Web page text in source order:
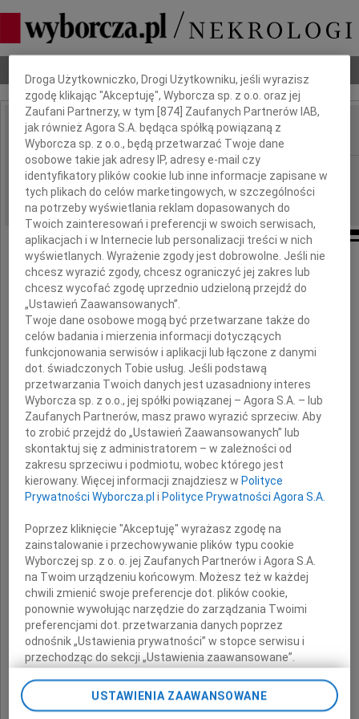
IMIĘ I NAZWISKO:
REGION: Gdańsk
DATA EMISJI: 22.12.2010
Sz. P. Doktorowi
Waldemarowi Dorniakowi
głębokie wyrazy współczucia
z powodu śmierci
Matki
składają
Swissmed Centrum Zdrowia SA
Dbamy o Twoją prywatność
Droga Użytkowniczko, Drogi Użytkowniku, jeśli wyrazisz
zgodę klikając "Akceptuję", Wyborcza sp. z o.o. oraz jej
Zaufani Partnerzy, w tym [874 ] Zaufanych Partnerów IAB,
jak również Agora S.A. będąca spółką powiązaną z
Wyborcza sp. z o.o., będą przetwarzać Twoje dane
osobowe takie jak adresy IP, adresy e-mail czy
identyfikatory plików cookie lub inne informacje zapisane w
tych plikach do celów marketingowych, w szczególności
na potrzeby wyświetlania reklam dopasowanych do
Twoich zainteresowań i preferencji w swoich serwisach,
aplikacjach i w Internecie lub personalizacji treści w nich
wyświetlanych. Wyrażenie zgody jest dobrowolne. Jeśli nie
chcesz wyrazić zgody, chcesz ograniczyć jej zakres lub
chcesz wycofać zgodę uprzednio udzieloną przejdź do
„Ustawień Zaawansowanych”.
Twoje dane osobowe mogą być przetwarzane także do
celów badania i mierzenia informacji dotyczących
funkcjonowania serwisów i aplikacji lub łączone z danymi
dot. świadczonych Tobie usług. Jeśli podstawą
przetwarzania Twoich danych jest uzasadniony interes
Wyborcza sp. z o.o., jej spółki powiązanej – Agora S.A. – lub
Zaufanych Partnerów, masz prawo wyrazić sprzeciw. Aby
to zrobić przejdź do „Ustawień Zaawansowanych” lub
skontaktuj się z administratorem – w zależności od
zakresu sprzeciwu i podmiotu, wobec którego jest
kierowany. Więcej informacji znajdziesz w Polityce
Prywatności Wyborcza.pl i Polityce Prywatności Agora S.A.
Poprzez kliknięcie "Akceptuję" wyrażasz zgodę na
zainstalowanie i przechowywanie plików typu cookie
Wyborczej sp. z o. o. jej Zaufanych Partnerów i Agora S.A.
na Twoim urządzeniu końcowym. Możesz też w każdej
chwili zmienić swoje preferencje dot. plików cookie,
ponownie wywołując narzędzie do zarządzania Twoimi
preferencjami dot. przetwarzania danych poprzez
odnośnik „Ustawienia prywatności” w stopce serwisu i
przechodząc do sekcji „Ustawienia zaawansowane”.
pomocą ustawień przeglądarki.
USTAWIENIA ZAAWANSOWANE